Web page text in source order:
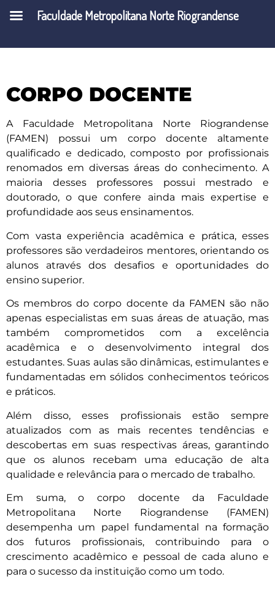
CORPO DOCENTE
A Faculdade Metropolitana Norte Riograndense
(FAMEN) possui um corpo docente altamente
qualificado e dedicado, composto por profissionais
renomados em diversas áreas do conhecimento. A
maioria desses professores possui mestrado e
doutorado, o que confere ainda mais expertise e
profundidade aos seus ensinamentos.
Com vasta experiência acadêmica e prática, esses
professores são verdadeiros mentores, orientando os
alunos através dos desafios e oportunidades do
ensino superior.
Os membros do corpo docente da FAMEN são não
apenas especialistas em suas áreas de atuação, mas
também comprometidos com a excelência
acadêmica e o desenvolvimento integral dos
estudantes. Suas aulas são dinâmicas, estimulantes e
fundamentadas em sólidos conhecimentos teóricos
e práticos.
Além disso, esses profissionais estão sempre
atualizados com as mais recentes tendências e
descobertas em suas respectivas áreas, garantindo
que os alunos recebam uma educação de alta
qualidade e relevância para o mercado de trabalho.
Em suma, o corpo docente da Faculdade
Metropolitana Norte Riograndense (FAMEN)
desempenha um papel fundamental na formação
dos futuros profissionais, contribuindo para o
crescimento acadêmico e pessoal de cada aluno e
para o sucesso da instituição como um todo.
Faculdade Metropolitana Norte Riograndense